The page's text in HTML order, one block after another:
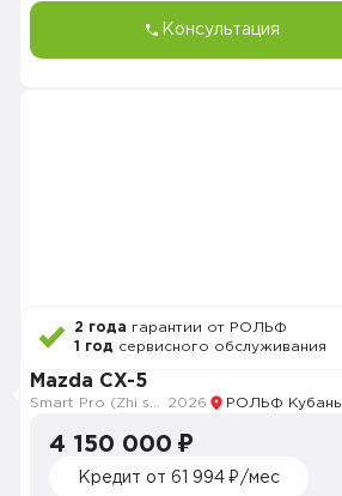
Консультация
2 года гарантии от РОЛЬФ
1 год сервисного обслуживания
Mazda CX-5
2026 РОЛЬФ Кубань
4 150 000 ₽
Кредит от 61 994 ₽/мес